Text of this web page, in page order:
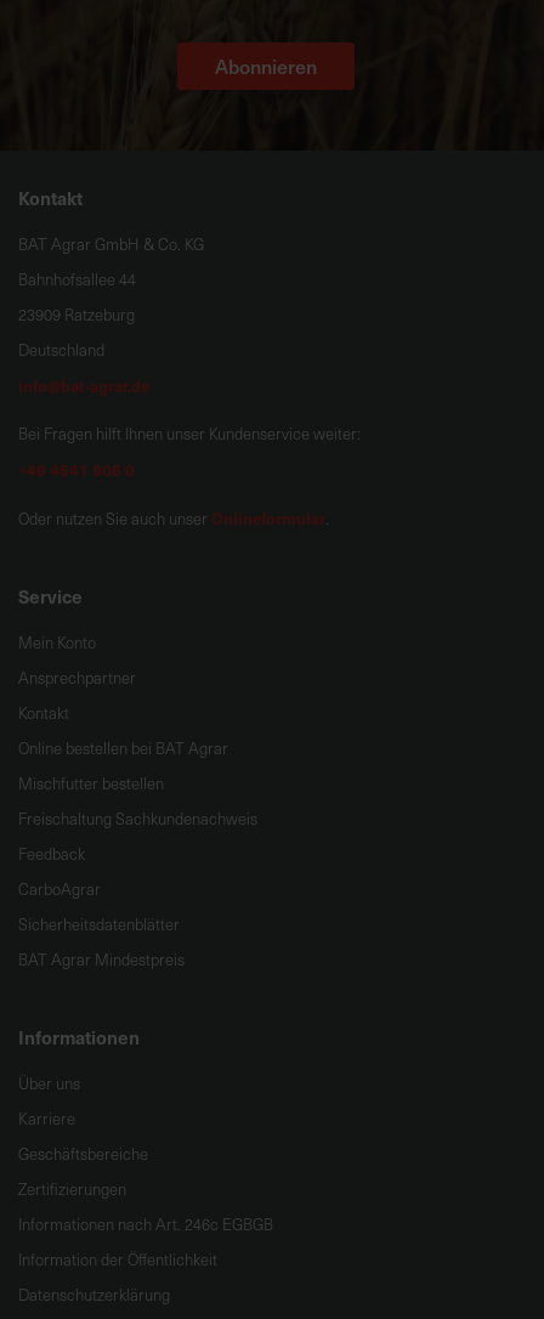
Abonnieren
Kontakt
BAT Agrar GmbH & Co. KG
Bahnhofsallee 44
23909 Ratzeburg
Deutschland
info@bat-agrar.de
Bei Fragen hilft Ihnen unser Kundenservice weiter:
+49 4541 806 0
Oder nutzen Sie auch unser Onlineformular.
Service
Mein Konto
Ansprechpartner
Kontakt
Online bestellen bei BAT Agrar
Mischfutter bestellen
Freischaltung Sachkundenachweis
Feedback
CarboAgrar
Sicherheitsdatenblätter
BAT Agrar Mindestpreis
Informationen
Über uns
Karriere
Geschäftsbereiche
Zertifizierungen
Informationen nach Art. 246c EGBGB
Information der Öffentlichkeit
Datenschutzerklärung